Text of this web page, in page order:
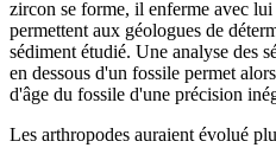
zircon se forme, il enferme avec
permettent aux géologues de
sédiment étudié. Une analyse des
en dessous d'un fossile permet
d'âge du fossile d'une précision
Les arthropodes auraient évolué